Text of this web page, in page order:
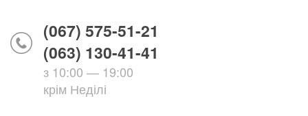
(067) 575-51-21
(063) 130-41-41
з 10:00 — 19:00
крім Неділі